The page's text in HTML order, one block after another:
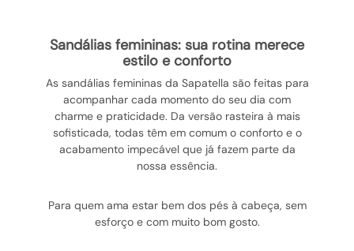
sandálias femininas: sua rotina merece
estilo e conforto
As sandálias femininas da Sapatella são feitas para
acompanhar cada momento do seu dia com
charme e praticidade. Da versão rasteira à mais
sofisticada, todas têm em comum o conforto e o
acabamento impecável que já fazem parte da
nossa essência.
Para quem ama estar bem dos pés à cabeça, sem
esforço e com muito bom gosto.